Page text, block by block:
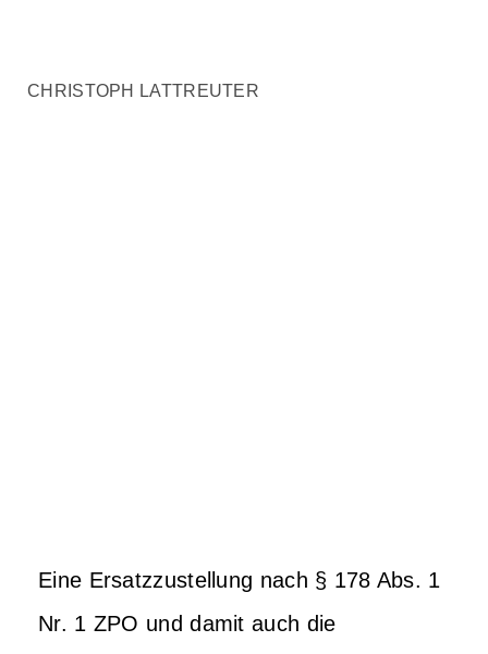
CHRISTOPH LATTREUTER
Eine Ersatzzustellung nach § 178 Abs. 1
Nr. 1 ZPO und damit auch die